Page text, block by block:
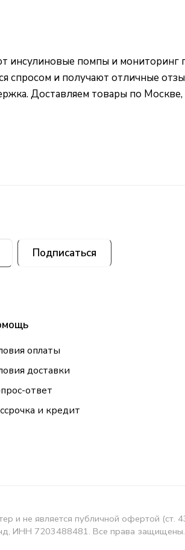
инсулиновые помпы и мониторинг
спросом и получают отличные
Доставляем товары по
Подписаться
оплаты
доставки
ответ
и кредит
и не является публичной офертой
ИНН 7203488481. Все права защищены.